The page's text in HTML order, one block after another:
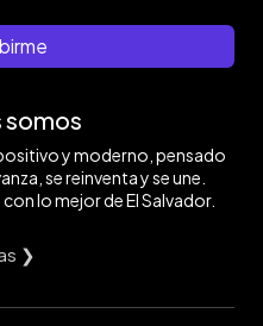
somos
y moderno, pensado
se reinventa y se une.
lo mejor de El Salvador.
❯